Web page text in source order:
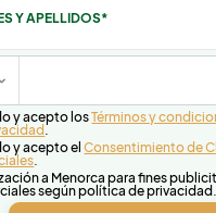
Y APELLIDOS*
y acepto losTérminos y
.
y acepto elConsentimiento de
.
a Menorca para fines
según política de privacidad.